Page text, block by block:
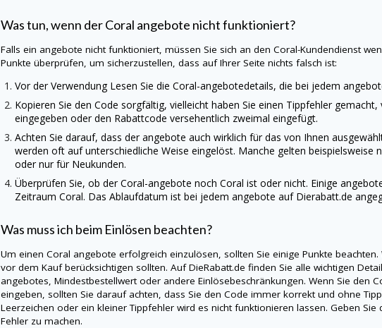
Was tun, wenn der Coral angebote nicht funktioniert?
Falls ein angebote nicht funktioniert, müssen Sie sich an den Coral-Kundendienst
Punkte überprüfen, um sicherzustellen, dass auf Ihrer Seite nichts falsch ist:
Vor der Verwendung Lesen Sie die Coral-angebotedetails, die bei jedem
Kopieren Sie den Code sorgfältig, vielleicht haben Sie einen Tippfehler
eingegeben oder den Rabattcode versehentlich zweimal eingefügt.
Achten Sie darauf, dass der angebote auch wirklich für das von Ihnen
werden oft auf unterschiedliche Weise eingelöst. Manche gelten
oder nur für Neukunden.
Überprüfen Sie, ob der Coral-angebote noch Coral ist oder nicht. Einige
Zeitraum Coral. Das Ablaufdatum ist bei jedem angebote auf Dierabatt.de
Was muss ich beim Einlösen beachten?
Um einen Coral angebote erfolgreich einzulösen, sollten Sie einige Punkte
vor dem Kauf berücksichtigen sollten. AufDieRabatt.de finden Sie alle wichtigen
angebotes, Mindestbestellwert oder andere Einlösebeschränkungen. Wenn Sie den
eingeben, sollten Sie darauf achten, dass Sie den Code immer korrekt und ohne
Leerzeichen oder ein kleiner Tippfehler wird es nicht funktionieren lassen. Geben
Fehler zu machen.